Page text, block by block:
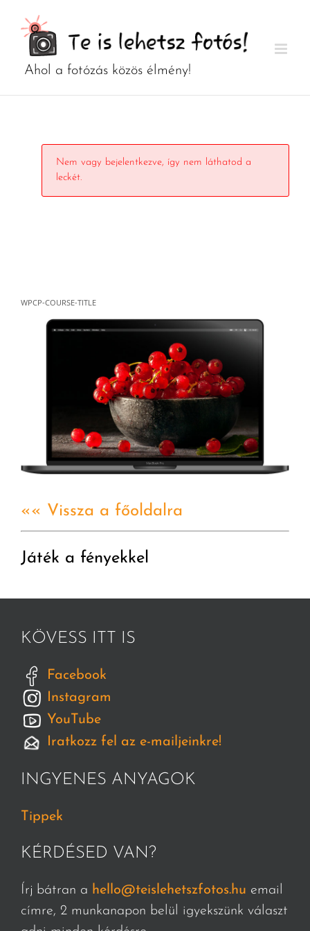
Nem vagy bejelentkezve, így nem láthatod a
leckét.
WPCP-COURSE-TITLE
«« Vissza a főoldalra
Játék a fényekkel
KÖVESS ITT IS
Facebook
Instagram
YouTube
Iratkozz fel az e-mailjeinkre!
INGYENES ANYAGOK
Tippek
KÉRDÉSED VAN?
Írj bátran a hello@teislehetszfotos.hu email
címre, 2 munkanapon belül igyekszünk választ